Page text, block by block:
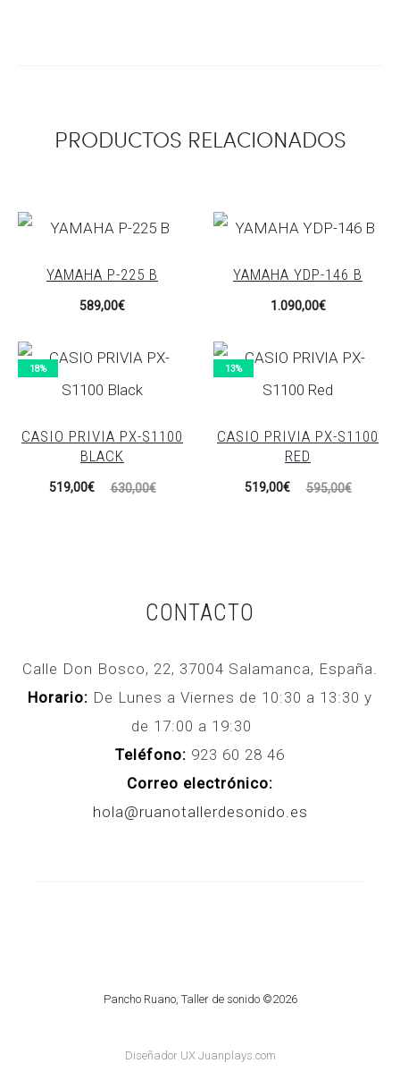
PRODUCTOS RELACIONADOS
YAMAHA P-225 B
589,00€
YAMAHA YDP-146 B
1.090,00€
18%
CASIO PRIVIA PX-S1100
BLACK
630,00€
El
519,00€
El
13%
CASIO PRIVIA PX-S1100
RED
595,00€
El
519,00€
El
CONTACTO
Calle Don Bosco, 22, 37004 Salamanca, España.
Horario: De Lunes a Viernes de 10:30 a 13:30 y
de 17:00 a 19:30
Teléfono: 923 60 28 46
Correo electrónico:
hola@ruanotallerdesonido.es
Pancho Ruano, Taller de sonido ©2026
Diseñador UX Juanplays.com